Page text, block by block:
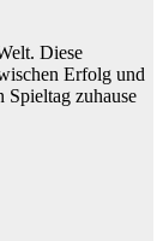
Diese
Erfolg und
Spieltag zuhause